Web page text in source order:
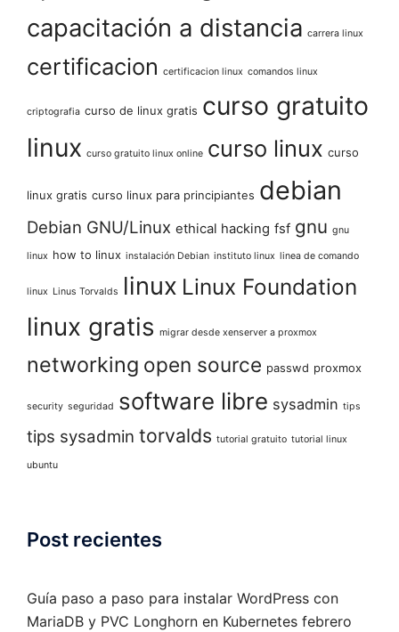
capacitación a distancia carrera linux
certificacion certificacion linux comandos linux
criptografia curso de linux gratis curso gratuito
linux curso gratuito linux online curso linux curso
linux gratis curso linux para principiantes debian
Debian GNU/Linux ethical hacking fsf gnu gnu
linux how to linux instalación Debian instituto linux linea de comando
linux Linus Torvalds linux Linux Foundation
linux gratis migrar desde xenserver a proxmox
networking open source passwd proxmox
security seguridad software libre sysadmin tips
tips sysadmin torvalds tutorial gratuito tutorial linux
ubuntu
Post recientes
Guía paso a paso para instalar WordPress con
MariaDB y PVC Longhorn en Kubernetes febrero